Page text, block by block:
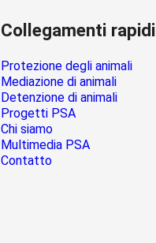
Collegamenti rapidi
Protezione degli animali
Mediazione di animali
Detenzione di animali
Progetti PSA
Chi siamo
Multimedia PSA
Contatto